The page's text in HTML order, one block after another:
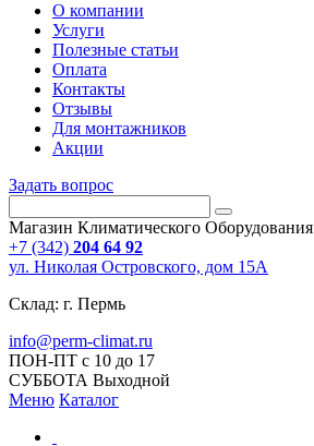
О компании
Услуги
Полезные статьи
Оплата
Контакты
Отзывы
Для монтажников
Акции
Задать вопрос
Магазин Климатического Оборудования
+7 (342) 204 64 92
ул. Николая Островского, дом 15А
Склад: г. Пермь
info@perm-climat.ru
ПОН-ПТ с 10 до 17
СУББОТА Выходной
Меню Каталог